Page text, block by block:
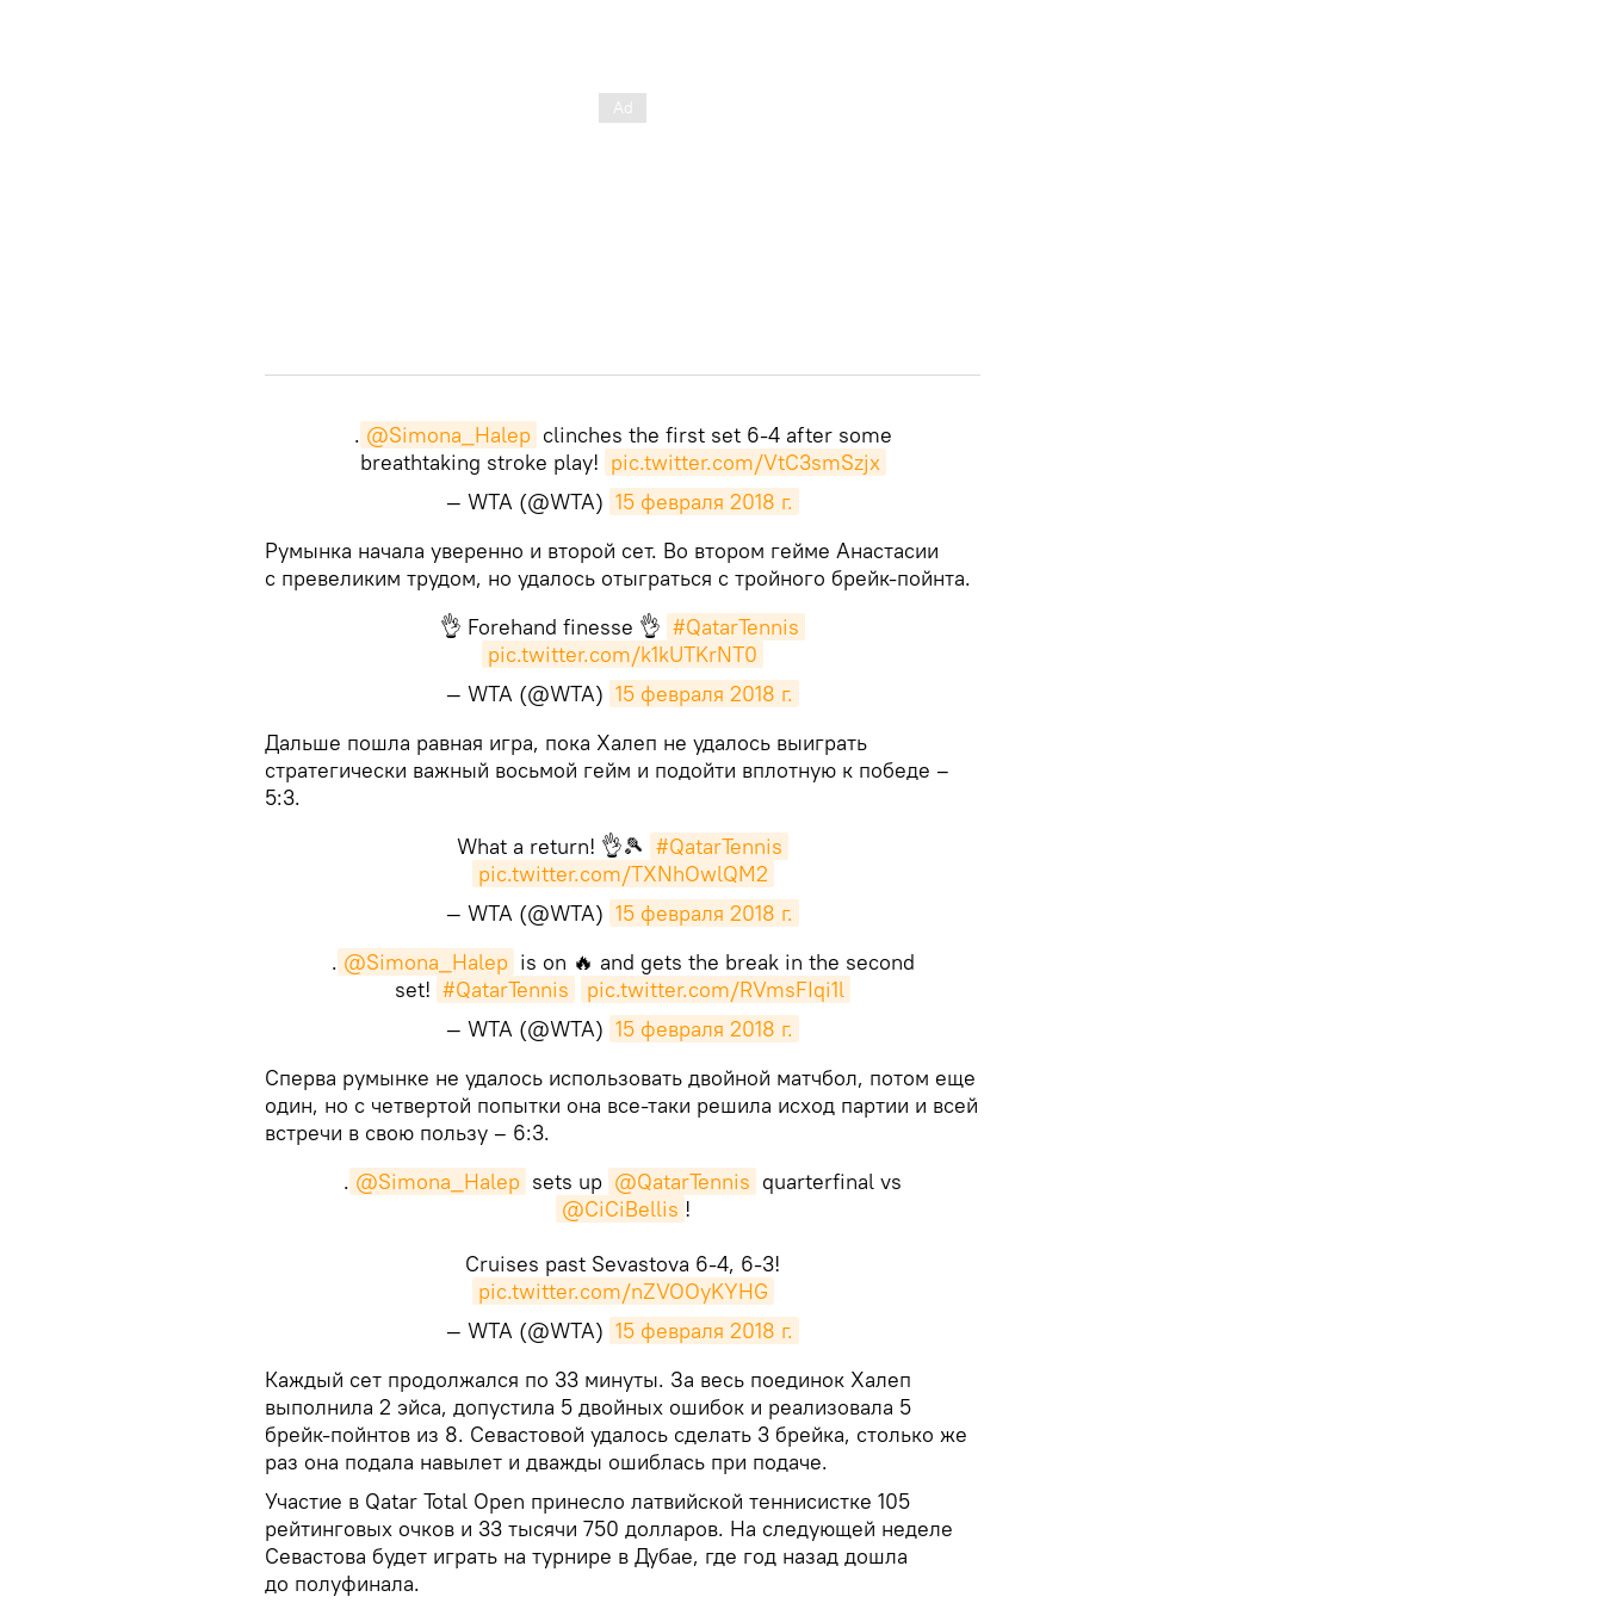
. @Simona_Halep clinches the first set 6-4 after some
breathtaking stroke play! pic.twitter.com/VtC3smSzjx
— WTA (@WTA) 15 февраля 2018 г.
​Румынка начала уверенно и второй сет. Во втором гейме Анастасии
с превеликим трудом, но удалось отыграться с тройного брейк-пойнта.
👌 Forehand finesse 👌 #QatarTennis
pic.twitter.com/k1kUTKrNT0
— WTA (@WTA) 15 февраля 2018 г.
​Дальше пошла равная игра, пока Халеп не удалось выиграть
стратегически важный восьмой гейм и подойти вплотную к победе –
5:3.
What a return! 👌🎾 #QatarTennis
pic.twitter.com/TXNhOwlQM2
— WTA (@WTA) 15 февраля 2018 г.
. @Simona_Halep is on 🔥 and gets the break in the second
set! #QatarTennis
pic.twitter.com/RVmsFIqi1l
— WTA (@WTA) 15 февраля 2018 г.
​Сперва румынке не удалось использовать двойной матчбол, потом еще
один, но с четвертой попытки она все-таки решила исход партии и всей
встречи в свою пользу – 6:3.
. @Simona_Halep sets up @QatarTennis quarterfinal vs
@CiCiBellis !
Cruises past Sevastova 6-4, 6-3!
pic.twitter.com/nZVOOyKYHG
— WTA (@WTA) 15 февраля 2018 г.
​Каждый сет продолжался по 33 минуты. За весь поединок Халеп
выполнила 2 эйса, допустила 5 двойных ошибок и реализовала 5
брейк-пойнтов из 8. Севастовой удалось сделать 3 брейка, столько же
раз она подала навылет и дважды ошиблась при подаче.
Участие в Qatar Total Open принесло латвийской теннисистке 105
рейтинговых очков и 33 тысячи 750 долларов. На следующей неделе
Севастова будет играть на турнире в Дубае, где год назад дошла
до полуфинала.